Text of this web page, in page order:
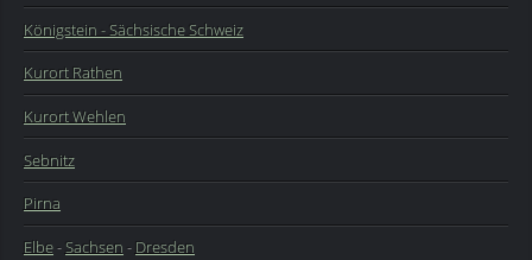
Königstein - Sächsische Schweiz
Kurort Rathen
Kurort Wehlen
Sebnitz
Pirna
Elbe-Sachsen - Dresden